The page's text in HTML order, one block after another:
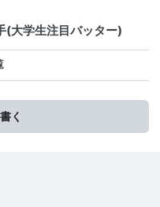
(大学生注目バッター)
く